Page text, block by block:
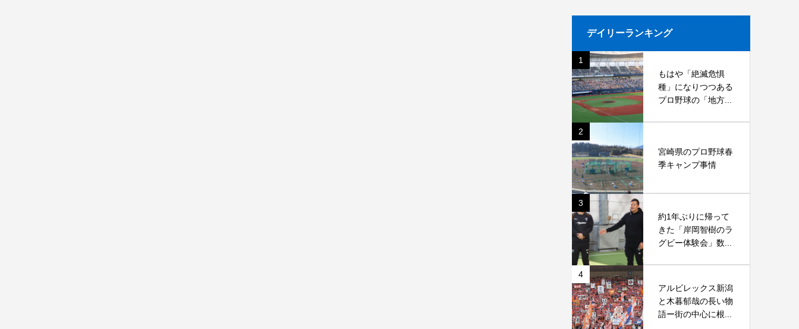
デイリーランキング
1
もはや「絶滅危惧
種」になりつつある
プロ野球の「地方...
2
宮崎県のプロ野球春
季キャンプ事情
3
約1年ぶりに帰って
きた「岸岡智樹のラ
グビー体験会」数...
4
アルビレックス新潟
と木暮郁哉の長い物
語ー街の中心に根...